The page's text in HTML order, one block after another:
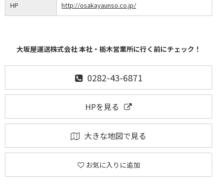
HP http://osakayaunso.co.jp/
大坂屋運送株式会社 本社・栃木営業所に行く前にチェック！
0282-43-6871
HPを見る
大きな地図で見る
お気に入りに追加